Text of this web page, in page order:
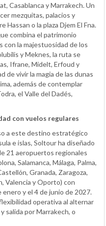
Casablanca y Marrakech. Un
mezquitas, palacios y
Hassan o la plaza Djem El Fna.
combina el patrimonio
con la majestuosidad de los
y Meknes, la ruta se
Ifrane, Midelt, Erfoud y
de vivir la magia de las dunas
además de contemplar
el Valle del Dadés,
con vuelos regulares
a este destino estratégico
e islas, Soltour ha diseñado
21 aeropuertos regionales
Salamanca, Málaga, Palma,
Granada, Zaragoza,
Valencia y Oporto) con
y el 4 de junio de 2027.
operativa al alternar
salida por Marrakech, o